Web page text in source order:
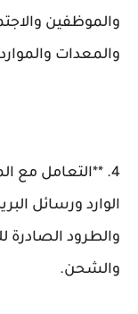
والموظفين
والمعدات
4. **التعامل مع
الوارد ورسائل
والطرود الصادرة
والشحن.